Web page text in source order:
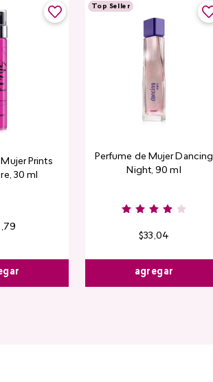
Prints
30 ml
,79
Top Seller
Perfume de Mujer Dancing
Night, 90 ml
$33 ,04
agregar